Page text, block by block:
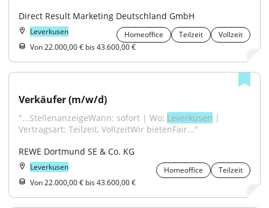
Direct Result Marketing Deutschland GmbH
Leverkusen Homeoffice Teilzeit
Vollzeit
Von 22.000,00 € bis 43.600,00 €
Verkäufer (m/w/d)
"...StellenanzeigeWann: sofort | Wo: Leverkusen |
Vertragsart: Teilzeit, VollzeitWir bietenFair..."
REWE Dortmund SE & Co. KG
Leverkusen Homeoffice
Teilzeit
Von 22.000,00 € bis 43.600,00 €